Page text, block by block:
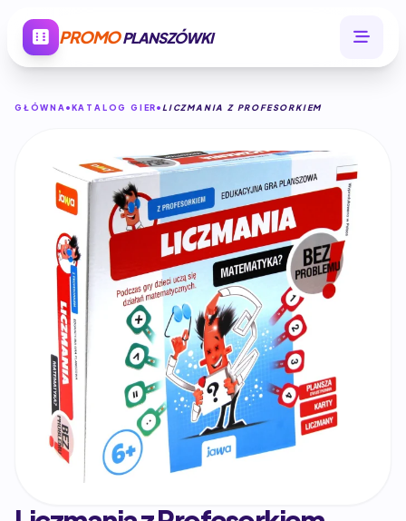
PROMOPLANSZÓWKI
GŁÓWNA KATALOG GIER LICZMANIA Z PROFESORKIEM